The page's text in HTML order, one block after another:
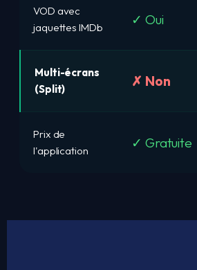
VOD avec
jaquettes IMDb
✓ Oui
Multi-écrans
(Split)
✗ Non
Prix de
l'application
✓ Gratuite